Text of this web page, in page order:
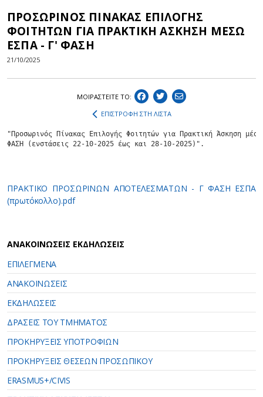
ΠΡΟΣΩΡΙΝΟΣ ΠΙΝΑΚΑΣ ΕΠΙΛΟΓΗΣ
ΦΟΙΤΗΤΩΝ ΓΙΑ ΠΡΑΚΤΙΚΗ ΑΣΚΗΣΗ ΜΕΣΩ
ΕΣΠΑ - Γ' ΦΑΣΗ
21/10/2025
ΜΟΙΡΑΣΤEIΤΕ ΤΟ:
ΕΠΙΣΤΡΟΦΗ ΣΤΗ ΛΙΣΤΑ
"Προσωρινός Πίνακας Επιλογής Φοιτητών για Πρακτική Άσκηση
ΠΡΑΚΤΙΚΟ ΠΡΟΣΩΡΙΝΩΝ ΑΠΟΤΕΛΕΣΜΑΤΩΝ - Γ ΦΑΣΗ ΕΣΠΑ
(πρωτόκολλο).pdf
ΑΝΑΚΟΙΝΩΣΕΙΣ ΕΚΔΗΛΩΣΕΙΣ
ΕΠΙΛΕΓΜΕΝΑ
ΑΝΑΚΟΙΝΩΣΕΙΣ
ΕΚΔΗΛΩΣΕΙΣ
ΔΡΑΣΕΙΣ ΤΟΥ ΤΜΗΜΑΤΟΣ
ΠΡΟΚΗΡΥΞΕΙΣ ΥΠΟΤΡΟΦΙΩΝ
ΠΡΟΚΗΡΥΞΕΙΣ ΘΕΣΕΩΝ ΠΡΟΣΩΠΙΚΟΥ
ERASMUS+/CIVIS